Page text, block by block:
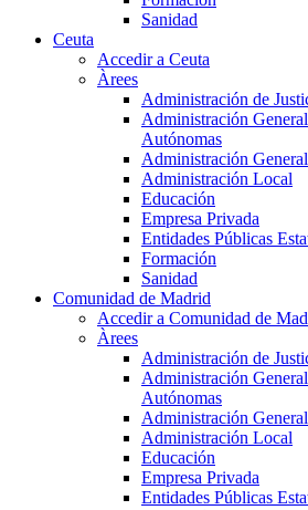
Sanidad
Ceuta
Accedir a Ceuta
Àrees
Administración de
Administración
Autónomas
Administración
Administración Local
Educación
Empresa Privada
Entidades Públicas
Formación
Sanidad
Comunidad de Madrid
Accedir a Comunidad de
Àrees
Administración de
Administración
Autónomas
Administración
Administración Local
Educación
Empresa Privada
Entidades Públicas